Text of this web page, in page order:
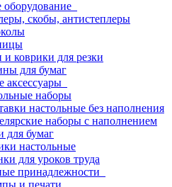
оборудование
скобы, антистеплеры
коврики для резки
для бумаг
аксессуары
наборы
настольные без наполнения
наборы с наполнением
для бумаг
настольные
для уроков труда
принадлежности
и печати